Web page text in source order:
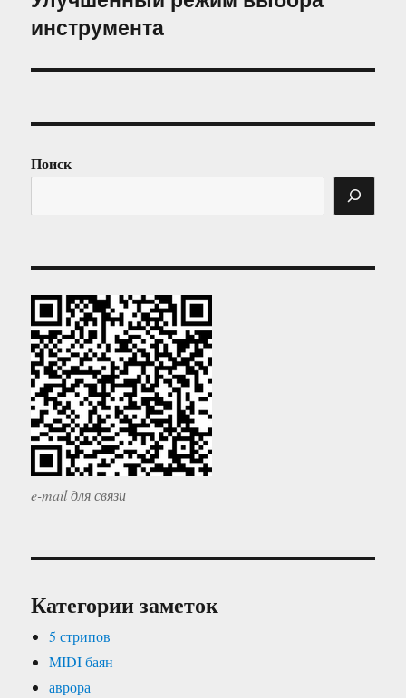
запись:
инструмента
Поиск
e-mail для связи
Категории заметок
5 стрипов
MIDI баян
аврора